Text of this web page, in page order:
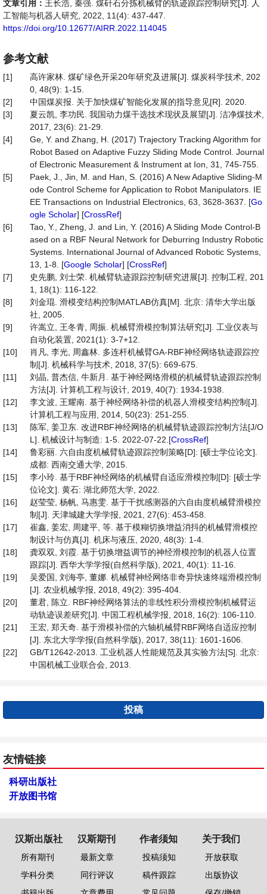
文章引用： 王长浩, 秦强. 煤矸石分拣机械臂的轨迹跟踪控制研究[J]. 人
工智能与机器人研究, 2022, 11(4): 437-447.
https://doi.org/10.12677/AIRR.2022.114045
参考文献
[1]
高许家林. 煤矿绿色开采20年研究及进展[J]. 煤炭科学技术, 202
0, 48(9): 1-15.
[2]
中国煤炭报. 关于加快煤矿智能化发展的指导意见[R]. 2020.
[3]
夏云凯, 李功民. 我国动力煤干选技术现状及展望[J]. 洁净煤技术,
2017, 23(6): 21-29.
[4]
Ge, Y. and Zhang, H. (2017) Trajectory Tracking Algorithm for
Robot Based on Adaptive Fuzzy Sliding Mode Control. Journal
of Electronic Measurement & Instrument at Ion, 31, 745-755.
[5]
Paek, J., Jin, M. and Han, S. (2016) A New Adaptive Sliding-M
ode Control Scheme for Application to Robot Manipulators. IE
EE Transactions on Industrial Electronics, 63, 3628-3637. [Go
ogle Scholar] [CrossRef]
[6]
Tao, Y., Zheng, J. and Lin, Y. (2016) A Sliding Mode Control-B
ased on a RBF Neural Network for Deburring Industry Robotic
Systems. International Journal of Advanced Robotic Systems,
13, 1-8. [Google Scholar] [CrossRef]
[7]
史先鹏, 刘士荣. 机械臂轨迹跟踪控制研究进展[J]. 控制工程, 201
1, 18(1): 116-122.
[8]
刘金琨. 滑模变结构控制MATLAB仿真[M]. 北京: 清华大学出版
社, 2005.
[9]
许嵩立, 王冬青, 周振. 机械臂滑模控制算法研究[J]. 工业仪表与
自动化装置, 2021(1): 3-7+12.
[10]
肖凡, 李光, 周鑫林. 多连杆机械臂GA-RBF神经网络轨迹跟踪控
制[J]. 机械科学与技术, 2018, 37(5): 669-675.
[11]
刘晶, 普杰信, 牛新月. 基于神经网络滑模的机械臂轨迹跟踪控制
方法[J]. 计算机工程与设计, 2019, 40(7): 1934-1938.
[12]
李文波, 王耀南. 基于神经网络补偿的机器人滑模变结构控制[J].
计算机工程与应用, 2014, 50(23): 251-255.
[13]
陈军, 姜卫东. 改进RBF神经网络的机械臂轨迹跟踪控制方法[J/O
L]. 机械设计与制造: 1-5. 2022-07-22.[CrossRef]
[14]
鲁彩丽. 六自由度机械臂轨迹跟踪控制策略[D]: [硕士学位论文].
成都: 西南交通大学, 2015.
[15]
李小玲. 基于RBF神经网络的机械臂自适应滑模控制[D]: [硕士学
位论文]. 黄石: 湖北师范大学, 2022.
[16]
赵莹莹, 杨帆, 马惠雯. 基于干扰感测器的六自由度机械臂滑模控
制[J]. 天津城建大学学报, 2021, 27(6): 453-458.
[17]
崔鑫, 姜宏, 周建平, 等. 基于模糊切换增益消抖的机械臂滑模控
制设计与仿真[J]. 机床与液压, 2020, 48(3): 1-4.
[18]
龚双双, 刘霞. 基于切换增益调节的神经滑模控制的机器人位置
跟踪[J]. 西华大学学报(自然科学版), 2021, 40(1): 11-16.
[19]
吴爱国, 刘海亭, 董娜. 机械臂神经网络非奇异快速终端滑模控制
[J]. 农业机械学报, 2018, 49(2): 395-404.
[20]
董君, 陈立. RBF神经网络算法的非线性积分滑模控制机械臂运
动轨迹误差研究[J]. 中国工程机械学报, 2018, 16(2): 106-110.
[21]
王宏, 郑天奇. 基于滑模补偿的六轴机械臂RBF网络自适应控制
[J]. 东北大学学报(自然科学版), 2017, 38(11): 1601-1606.
[22]
GB/T12642-2013. 工业机器人性能规范及其实验方法[S]. 北京:
中国机械工业联合会, 2013.
投稿
友情链接
科研出版社
开放图书馆
汉斯出版社
所有期刊
学科分类
汉斯期刊
最新文章
同行评议
作者须知
投稿须知
稿件跟踪
关于我们
开放获取
出版协议